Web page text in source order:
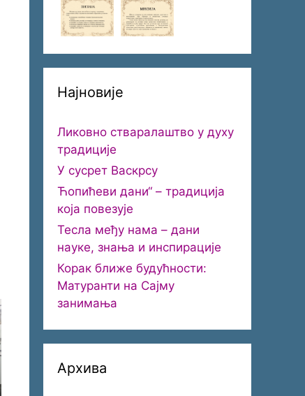
Најновије
Ликовно стваралаштво у духу
традиције
У сусрет Васкрсу
Ћопићеви дани“ – традиција
која повезује
Тесла међу нама – дани
науке, знања и инспирације
Корак ближе будућности:
Матуранти на Сајму
занимања
Архива